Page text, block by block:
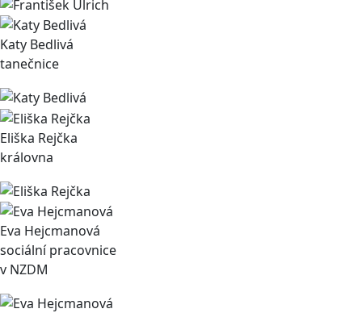
Katy Bedlivá
tanečnice
Eliška Rejčka
královna
Eva Hejcmanová
sociální pracovnice
v NZDM